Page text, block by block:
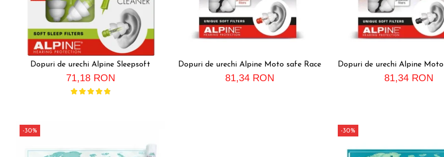
Dopuri de urechi Alpine Sleepsoft
71,18 RON
Dopuri de urechi Alpine Moto safe Race
81,34 RON
Dopuri de urechi Alpine
81,34 RON
-30% -30%